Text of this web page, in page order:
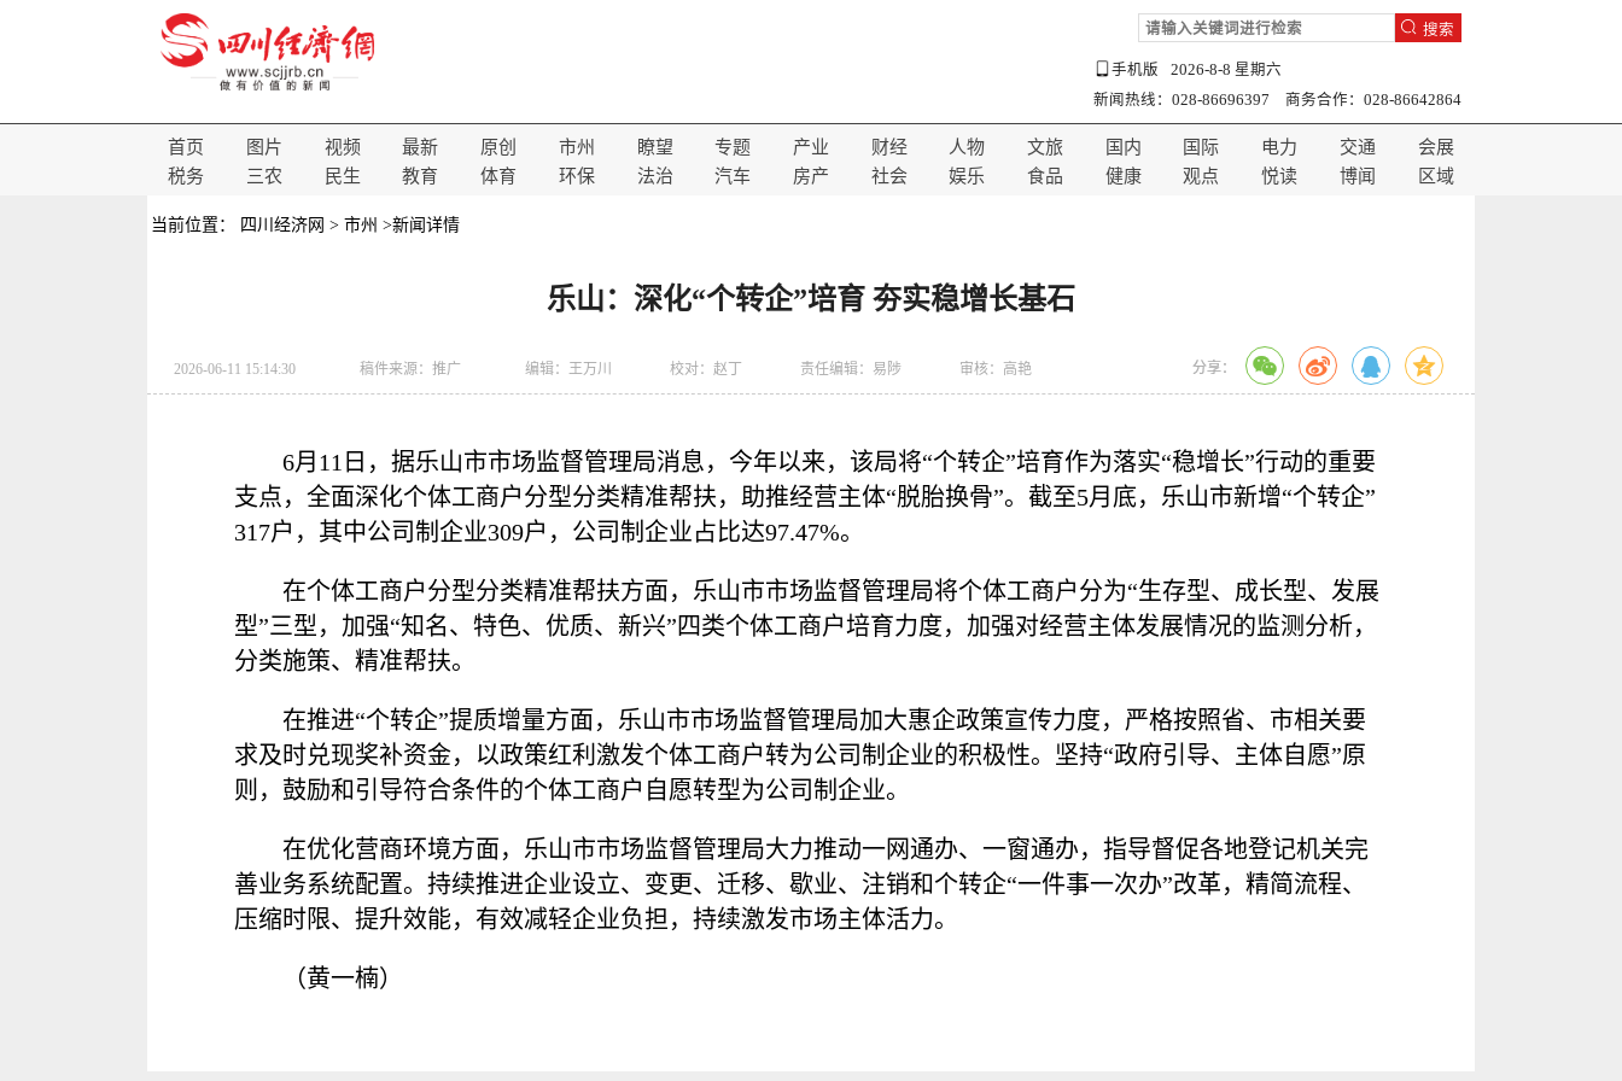
搜索
手机版
2026-8-8 星期六
新闻热线：028-86696397 商务合作：028-86642864
首页 图片 视频 最新 原创 市州 瞭望 专题 产业 财经 人物 文旅 国内 国际 电力 交通
会展
税务
三农 民生 教育 体育 环保 法治 汽车 房产 社会 娱乐 食品 健康 观点 悦读 博闻 区域
当前位置： 四川经济网 > 市州 >新闻详情
乐山：深化“个转企”培育 夯实稳增长基石
2026-06-11 15:14:30 稿件来源： 推广 编辑：王万川 校对：赵丁 责任编辑：易陟 审核：高艳 分享：
6月11日，据乐山市市场监督管理局消息，今年以来，该局将“个转企”培育作为落实“稳增长”行动的重要
支点，全面深化个体工商户分型分类精准帮扶，助推经营主体“脱胎换骨”。截至5月底，乐山市新增“个转企”
317户，其中公司制企业309户，公司制企业占比达97.47%。
在个体工商户分型分类精准帮扶方面，乐山市市场监督管理局将个体工商户分为“生存型、成长型、发展
型”三型，加强“知名、特色、优质、新兴”四类个体工商户培育力度，加强对经营主体发展情况的监测分析，
分类施策、精准帮扶。
在推进“个转企”提质增量方面，乐山市市场监督管理局加大惠企政策宣传力度，严格按照省、市相关要
求及时兑现奖补资金，以政策红利激发个体工商户转为公司制企业的积极性。坚持“政府引导、主体自愿”原
则，鼓励和引导符合条件的个体工商户自愿转型为公司制企业。
在优化营商环境方面，乐山市市场监督管理局大力推动一网通办、一窗通办，指导督促各地登记机关完
善业务系统配置。持续推进企业设立、变更、迁移、歇业、注销和个转企“一件事一次办”改革，精简流程、
压缩时限、提升效能，有效减轻企业负担，持续激发市场主体活力。
（黄一楠）